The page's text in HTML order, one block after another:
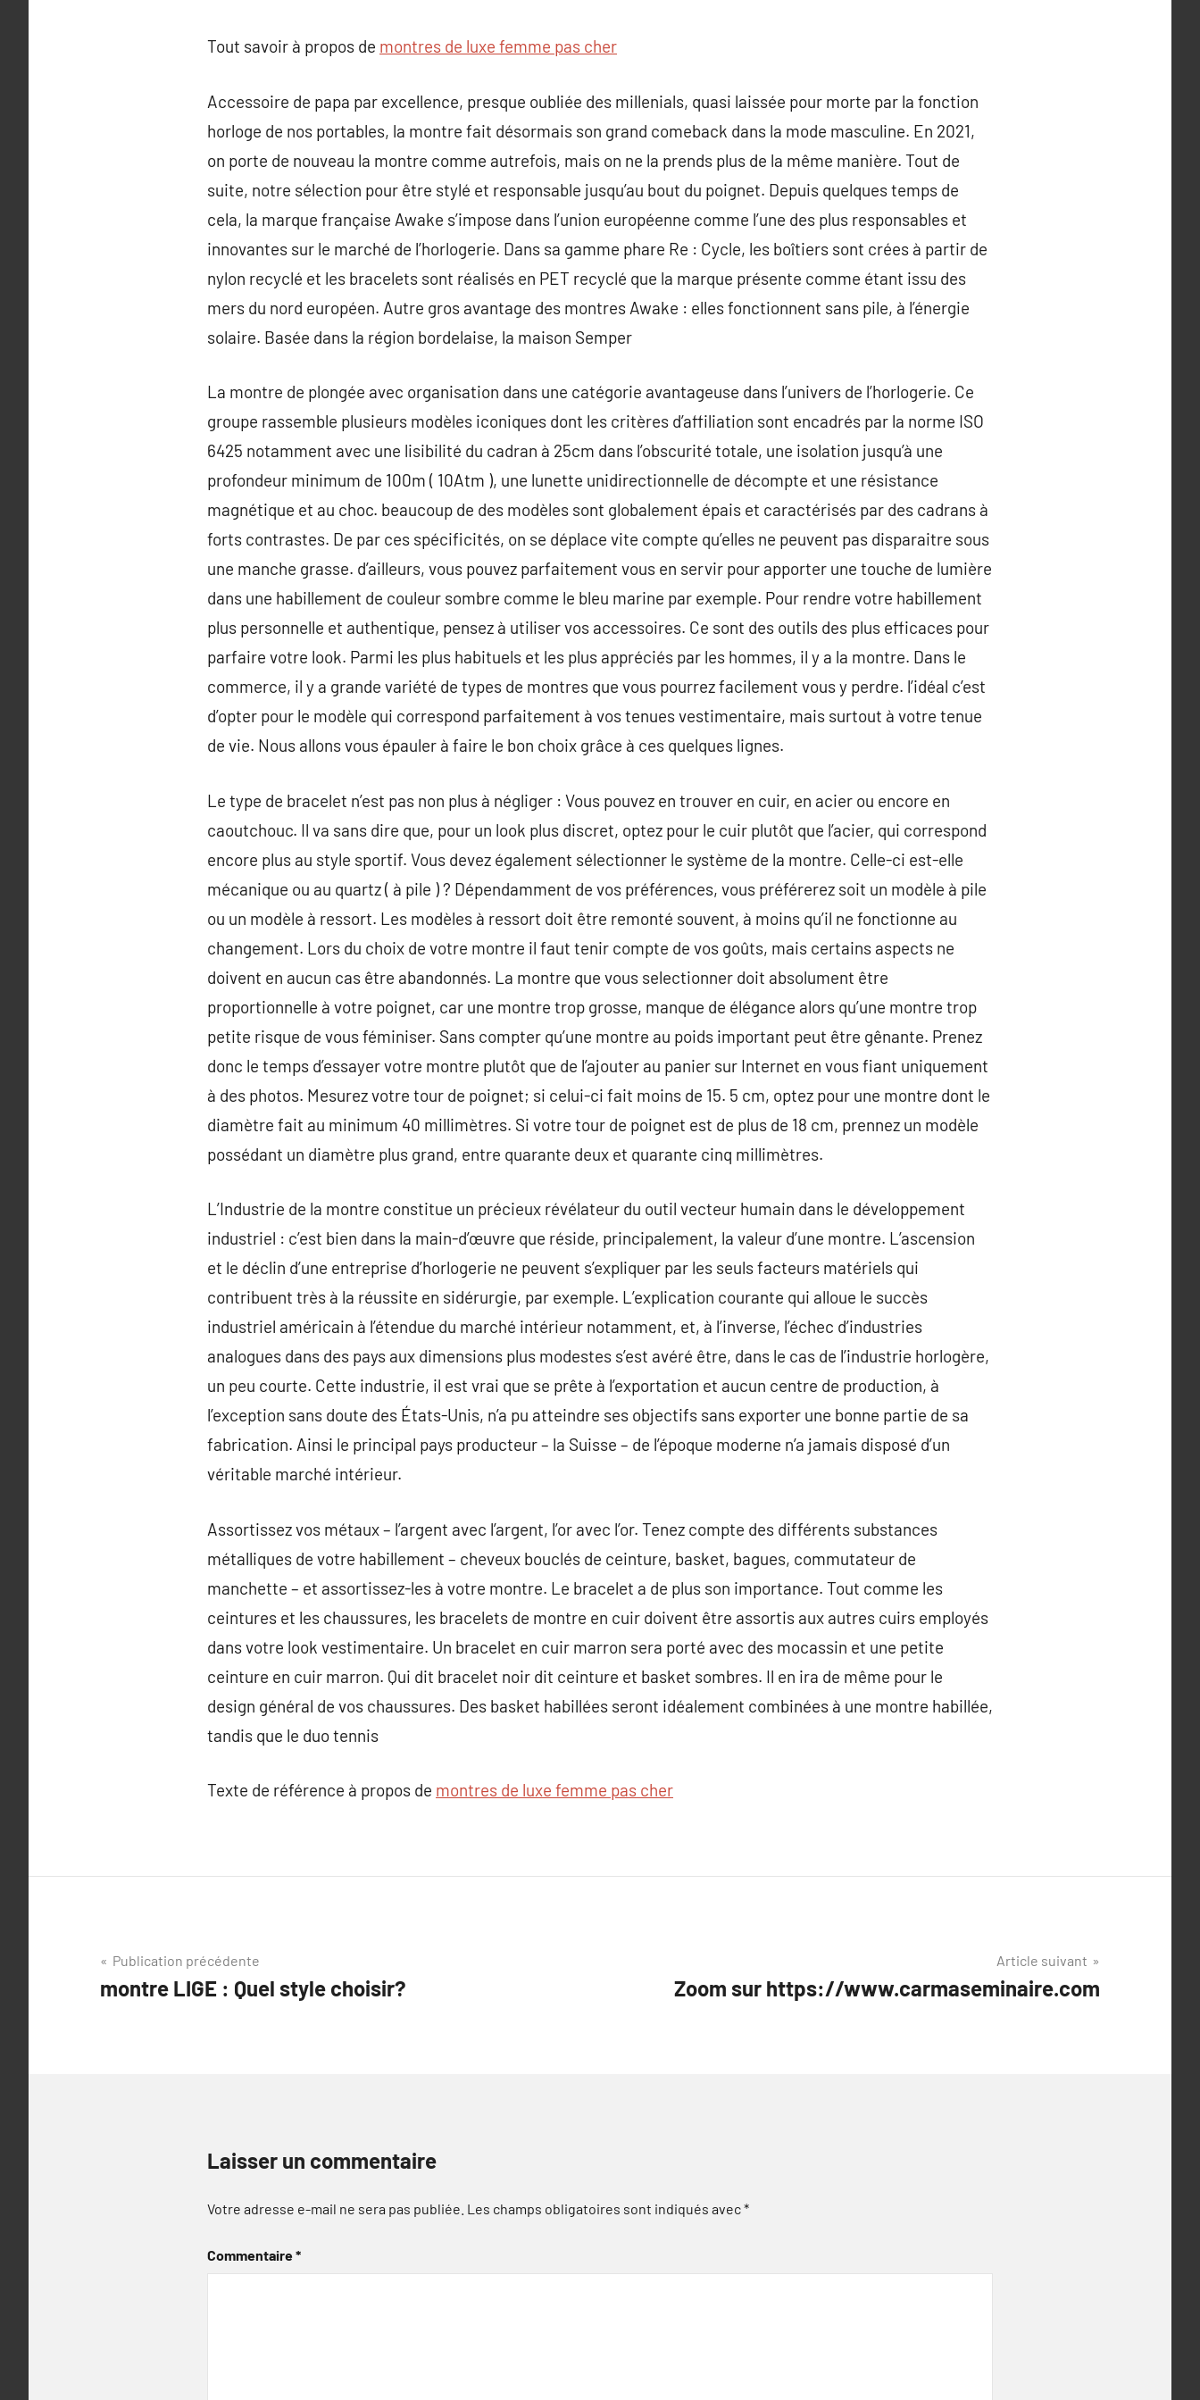
Tout savoir à propos de montres de luxe femme pas cher
Accessoire de papa par excellence, presque oubliée des millenials, quasi laissée pour morte par la fonction
horloge de nos portables, la montre fait désormais son grand comeback dans la mode masculine. En 2021,
on porte de nouveau la montre comme autrefois, mais on ne la prends plus de la même manière. Tout de
suite, notre sélection pour être stylé et responsable jusqu’au bout du poignet. Depuis quelques temps de
cela, la marque française Awake s’impose dans l’union européenne comme l’une des plus responsables et
innovantes sur le marché de l’horlogerie. Dans sa gamme phare Re : Cycle, les boîtiers sont crées à partir de
nylon recyclé et les bracelets sont réalisés en PET recyclé que la marque présente comme étant issu des
mers du nord européen. Autre gros avantage des montres Awake : elles fonctionnent sans pile, à l’énergie
solaire. Basée dans la région bordelaise, la maison Semper
La montre de plongée avec organisation dans une catégorie avantageuse dans l’univers de l’horlogerie. Ce
groupe rassemble plusieurs modèles iconiques dont les critères d’affiliation sont encadrés par la norme ISO
6425 notamment avec une lisibilité du cadran à 25cm dans l’obscurité totale, une isolation jusqu’à une
profondeur minimum de 100m ( 10Atm ), une lunette unidirectionnelle de décompte et une résistance
magnétique et au choc. beaucoup de des modèles sont globalement épais et caractérisés par des cadrans à
forts contrastes. De par ces spécificités, on se déplace vite compte qu’elles ne peuvent pas disparaitre sous
une manche grasse. d’ailleurs, vous pouvez parfaitement vous en servir pour apporter une touche de lumière
dans une habillement de couleur sombre comme le bleu marine par exemple. Pour rendre votre habillement
plus personnelle et authentique, pensez à utiliser vos accessoires. Ce sont des outils des plus efficaces pour
parfaire votre look. Parmi les plus habituels et les plus appréciés par les hommes, il y a la montre. Dans le
commerce, il y a grande variété de types de montres que vous pourrez facilement vous y perdre. l’idéal c’est
d’opter pour le modèle qui correspond parfaitement à vos tenues vestimentaire, mais surtout à votre tenue
de vie. Nous allons vous épauler à faire le bon choix grâce à ces quelques lignes.
Le type de bracelet n’est pas non plus à négliger : Vous pouvez en trouver en cuir, en acier ou encore en
caoutchouc. Il va sans dire que, pour un look plus discret, optez pour le cuir plutôt que l’acier, qui correspond
encore plus au style sportif. Vous devez également sélectionner le système de la montre. Celle-ci est-elle
mécanique ou au quartz ( à pile ) ? Dépendamment de vos préférences, vous préférerez soit un modèle à pile
ou un modèle à ressort. Les modèles à ressort doit être remonté souvent, à moins qu’il ne fonctionne au
changement. Lors du choix de votre montre il faut tenir compte de vos goûts, mais certains aspects ne
doivent en aucun cas être abandonnés. La montre que vous selectionner doit absolument être
proportionnelle à votre poignet, car une montre trop grosse, manque de élégance alors qu’une montre trop
petite risque de vous féminiser. Sans compter qu’une montre au poids important peut être gênante. Prenez
donc le temps d’essayer votre montre plutôt que de l’ajouter au panier sur Internet en vous fiant uniquement
à des photos. Mesurez votre tour de poignet; si celui-ci fait moins de 15. 5 cm, optez pour une montre dont le
diamètre fait au minimum 40 millimètres. Si votre tour de poignet est de plus de 18 cm, prennez un modèle
possédant un diamètre plus grand, entre quarante deux et quarante cinq millimètres.
L’Industrie de la montre constitue un précieux révélateur du outil vecteur humain dans le développement
industriel : c’est bien dans la main-d’œuvre que réside, principalement, la valeur d’une montre. L’ascension
et le déclin d’une entreprise d’horlogerie ne peuvent s’expliquer par les seuls facteurs matériels qui
contribuent très à la réussite en sidérurgie, par exemple. L’explication courante qui alloue le succès
industriel américain à l’étendue du marché intérieur notamment, et, à l’inverse, l’échec d’industries
analogues dans des pays aux dimensions plus modestes s’est avéré être, dans le cas de l’industrie horlogère,
un peu courte. Cette industrie, il est vrai que se prête à l’exportation et aucun centre de production, à
l’exception sans doute des États-Unis, n’a pu atteindre ses objectifs sans exporter une bonne partie de sa
fabrication. Ainsi le principal pays producteur – la Suisse – de l’époque moderne n’a jamais disposé d’un
véritable marché intérieur.
Assortissez vos métaux – l’argent avec l’argent, l’or avec l’or. Tenez compte des différents substances
métalliques de votre habillement – cheveux bouclés de ceinture, basket, bagues, commutateur de
manchette – et assortissez-les à votre montre. Le bracelet a de plus son importance. Tout comme les
ceintures et les chaussures, les bracelets de montre en cuir doivent être assortis aux autres cuirs employés
dans votre look vestimentaire. Un bracelet en cuir marron sera porté avec des mocassin et une petite
ceinture en cuir marron. Qui dit bracelet noir dit ceinture et basket sombres. Il en ira de même pour le
design général de vos chaussures. Des basket habillées seront idéalement combinées à une montre habillée,
tandis que le duo tennis
Texte de référence à propos de montres de luxe femme pas cher
Navigation
de
Publication précédente
montre LIGE : Quel style choisir?
Article suivant
Zoom sur https://www.carmaseminaire.com
Laisser un commentaire
Votre adresse e-mail ne sera pas publiée. Les champs obligatoires sont indiqués avec*
Commentaire*